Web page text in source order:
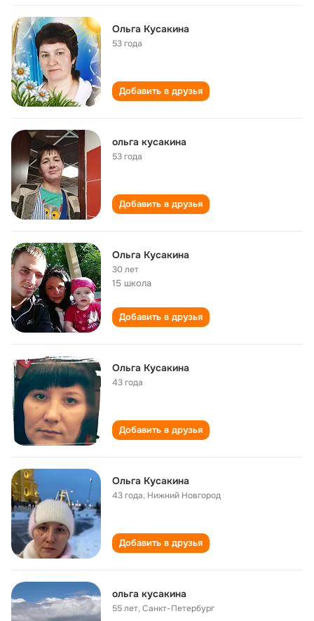
Ольга Кусакина
53 года
Добавить в друзья
ольга кусакина
53 года
Добавить в друзья
Ольга Кусакина
30 лет
15 школа
Добавить в друзья
Ольга Кусакина
43 года
Добавить в друзья
Ольга Кусакина
43 года, Нижний Новгород
Добавить в друзья
ольга кусакина
55 лет,Санкт-Петербург